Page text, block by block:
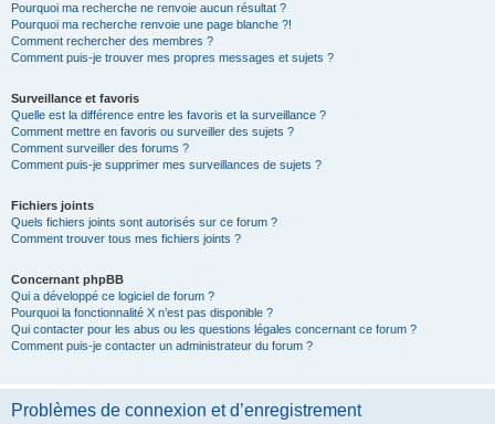
Pourquoi ma recherche ne renvoie aucun résultat ?
Pourquoi ma recherche renvoie une page blanche ?!
Comment rechercher des membres ?
Comment puis-je trouver mes propres messages et sujets ?
Surveillance et favoris
Quelle est la différence entre les favoris et la surveillance ?
Comment mettre en favoris ou surveiller des sujets ?
Comment surveiller des forums ?
Comment puis-je supprimer mes surveillances de sujets ?
Fichiers joints
Quels fichiers joints sont autorisés sur ce forum ?
Comment trouver tous mes fichiers joints ?
Concernant phpBB
Qui a développé ce logiciel de forum ?
Pourquoi la fonctionnalité X n’est pas disponible ?
Qui contacter pour les abus ou les questions légales concernant ce forum ?
Comment puis-je contacter un administrateur du forum ?
Problèmes de connexion et d’enregistrement